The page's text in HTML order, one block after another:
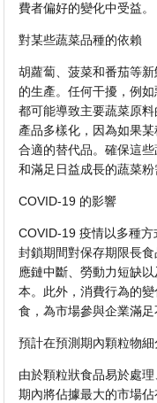
費者偏好的變化中受益。
對某些蔬菜品種的依賴
胡蘿蔔、菠菜和番茄等
的生產。任何干擾，例
都可能導致主要蔬菜原
產品多樣化，因為如果
合適的替代品。確保這
和滿足日益成長的蔬菜粉
COVID-19 的影響
COVID-19 疫情以多種方
封鎖期間對保存期限長
應鏈中斷、勞動力短缺
本。此外，消費行為的
食，為市場參與企業滿
預計在預測期內顆粒物
由於顆粒狀食品易於處
期內將佔據最大的市場